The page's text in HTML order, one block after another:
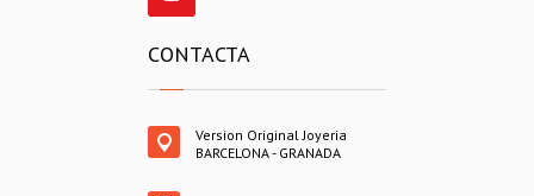
CONTACTA
Version Original Joyeria
BARCELONA - GRANADA